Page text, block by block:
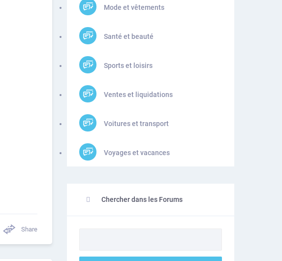
Share
Mode et vêtements
Santé et beauté
Sports et loisirs
Ventes et liquidations
Voitures et transport
Voyages et vacances
Chercher dans les Forums